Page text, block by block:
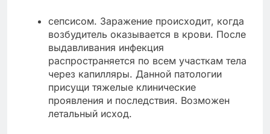
сепсисом. Заражение происходит, когда
возбудитель оказывается в крови. После
выдавливания инфекция
распространяется по всем участкам тела
через капилляры. Данной патологии
присущи тяжелые клинические
проявления и последствия. Возможен
летальный исход.